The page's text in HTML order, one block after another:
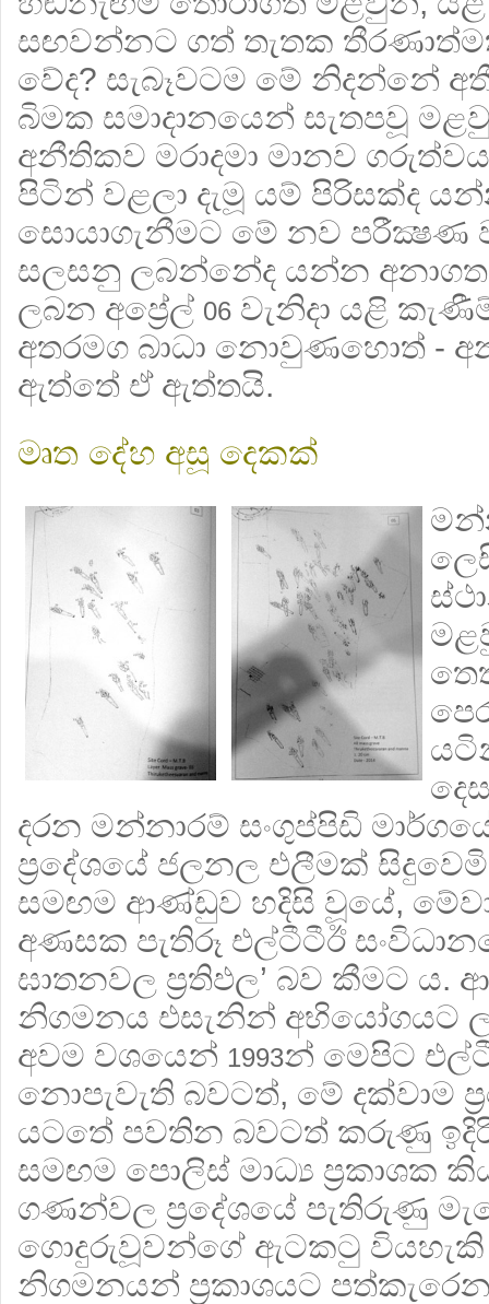
සඟවන්නට ගත් තැතක
වේද? සැබෑවටම මේ නිදන්නේ
බිමක සමාදානයෙන් සැතපවූ
අනීතිකව මරාදමා මානව
පිටින් වළලා දැමූ යම් පිරිසක්ද
සොයාගැනීමට මේ නව පරීක්‍ෂණ
සලසනු ලබන්නේද යන්න
ලබන අප්‍රේල් 06 වැනිදා යළි
අතරමග බාධා නොවුණහොත් -
ඇත්තේ ඒ ඇත්තයි.
මෘත දේහ අසූ දෙකක්
දරන මන්නාරම් සංගුප්පිඩි
ප‍්‍රදේශයේ ජලනල එලීමක්
සමඟම ආණ්ඩුව හදිසි වූයේ, මේවා
අණසක පැතිරූ එල්ටීටීඊ
ඝාතනවල ප‍්‍රතිඵල’ බව කීමට ය.
නිගමනය එසැනින් අභියෝගයට
අවම වශයෙන් 1993න් මෙපිට
නොපැවැති බවටත්, මේ දක්වාම
යටතේ පවතින බවටත් කරුණු
සමඟම පොලිස් මාධ්‍ය ප‍්‍රකාශක
ගණන්වල ප‍්‍රදේශයේ පැතිරුණු
ගොදුරුවූවන්ගේ ඇටකටු වියහැකි
නිගමනයන් ප‍්‍රකාශයට